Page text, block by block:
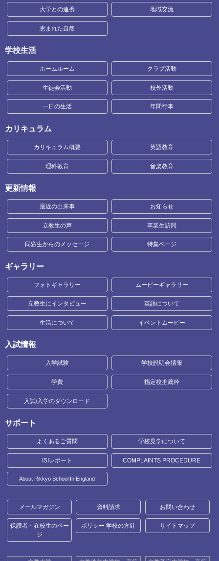
大学との連携 地域交流
恵まれた自然
学校生活
ホームルーム クラブ活動
生徒会活動 校外活動
一日の生活 年間行事
カリキュラム
カリキュラム概要 英語教育
理科教育 音楽教育
更新情報
最近の出来事 お知らせ
立教生の声 卒業生訪問
同窓生からのメッセージ 特集ページ
ギャラリー
フォトギャラリー ムービーギャラリー
立教生にインタビュー 英語について
生活について イベントムービー
入試情報
入学試験 学校説明会情報
学費 指定校推薦枠
入試/入学のダウンロード
サポート
よくあるご質問 学校見学について
ISIレポート COMPLAINTS PROCEDURE
About Rikkyo School In England
メールマガジン 資料請求 お問い合わせ
保護者・在校生のペー
ジ
ポリシー 学校の方針 サイトマップ